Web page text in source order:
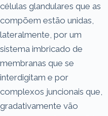
células glandulares que as
compõem estão unidas,
lateralmente, por um
sistema imbricado de
membranas que se
interdigitam e por
complexos juncionais que,
gradativamente vão